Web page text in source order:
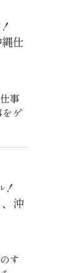
仕
事
ゲ
！
沖
す